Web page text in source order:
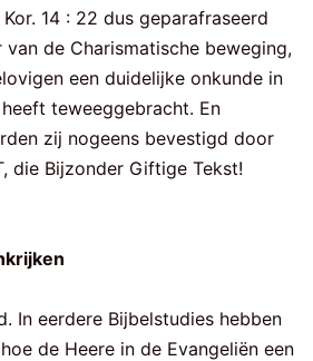
14 : 22 dus geparafraseerd
de Charismatische beweging,
een duidelijke onkunde in
teweeggebracht. En
zij nogeens bevestigd door
die Bijzonder Giftige Tekst!
In eerdere Bijbelstudies hebben
de Heere in de Evangeliën een